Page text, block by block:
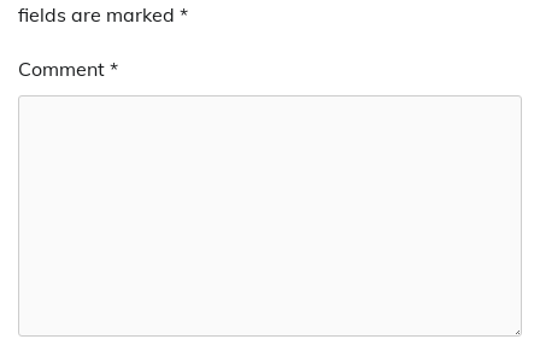
fields are marked *
Comment *